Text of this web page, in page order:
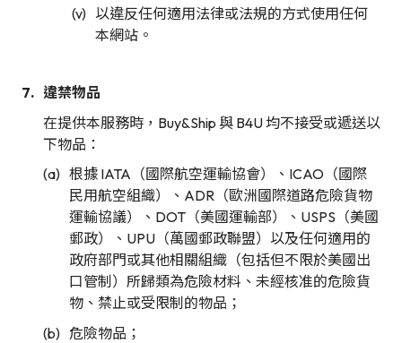
以違反任何適用法律或法規的方式使用任何
本網站。
違禁物品
在提供本服務時，Buy&Ship 與 B4U 均不接受或遞送以
下物品：
根據 IATA（國際航空運輸協會）、ICAO（國際
民用航空組織）、ADR（歐洲國際道路危險貨物
運輸協議）、DOT（美國運輸部）、USPS（美國
郵政）、UPU（萬國郵政聯盟）以及任何適用的
政府部門或其他相關組織（包括但不限於美國出
口管制）所歸類為危險材料、未經核准的危險貨
物、禁止或受限制的物品；
危險物品；